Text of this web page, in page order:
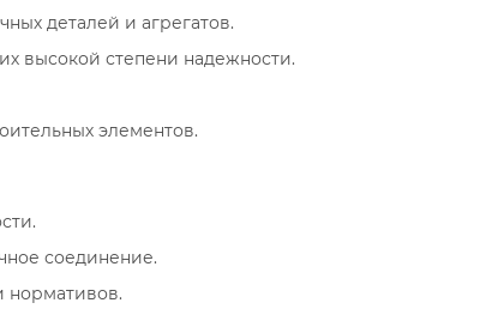
деталей и агрегатов.
высокой степени надежности.
элементов.
соединение.
нормативов.